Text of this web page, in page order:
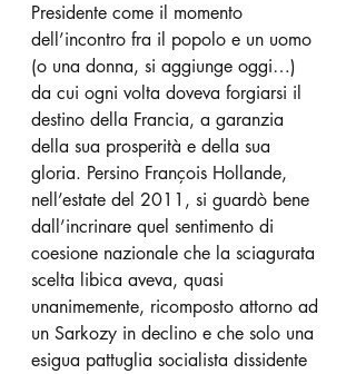
Presidente come il momento
dell’incontro fra il popolo e un uomo
(o una donna, si aggiunge oggi…)
da cui ogni volta doveva forgiarsi il
destino della Francia, a garanzia
della sua prosperità e della sua
gloria. Persino François Hollande,
nell’estate del 2011, si guardò bene
dall’incrinare quel sentimento di
coesione nazionale che la sciagurata
scelta libica aveva, quasi
unanimemente, ricomposto attorno ad
un Sarkozy in declino e che solo una
esigua pattuglia socialista dissidente